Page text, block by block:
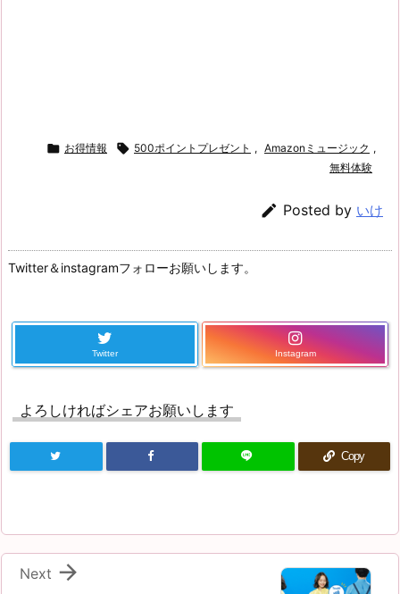
 お得情報  500ポイントプレゼント , Amazonミュージック ,
無料体験
 Posted by いけ
Twitter＆instagramフォローお願いします。
Twitter Instagram
よろしければシェアお願いします
Copy

Next